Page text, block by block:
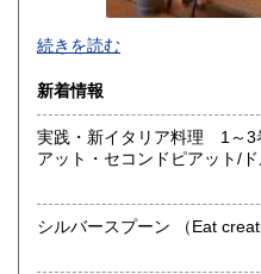
宮崎県
沖縄県 1,000円
続きを読む
新着情報
実践・新イタリア料理 1～
アット・セコンドピアット/
シルバースプーン